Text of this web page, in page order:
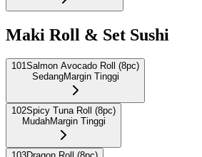
Maki Roll & Set Sushi
101Salmon Avocado Roll (8pc)
SedangMargin Tinggi
102Spicy Tuna Roll (8pc)
MudahMargin Tinggi